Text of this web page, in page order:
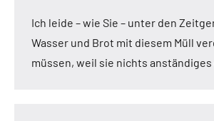
Ich leide – wie Sie – unter den
Wasser und Brot mit diesem Müll
müssen, weil sie nichts anständiges